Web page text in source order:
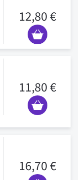
12,80 €
11,80 €
16,70 €